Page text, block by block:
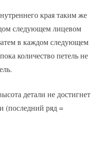
края таким же
следующем лицевом
в каждом следующем
количество петель не
детали не достигнет
(последний ряд =